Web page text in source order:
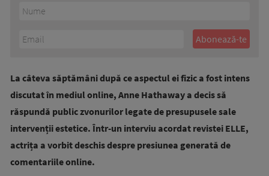
La câteva săptămâni după ce aspectul ei fizic a fost intens
discutat în mediul online, Anne Hathaway a decis să
răspundă public zvonurilor legate de presupusele sale
intervenții estetice. Într-un interviu acordat revistei ELLE,
actrița a vorbit deschis despre presiunea generată de
comentariile online.